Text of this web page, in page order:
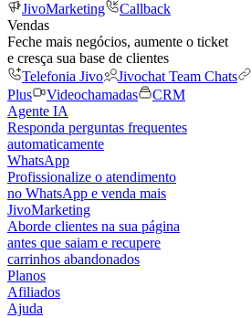
JivoMarketing
Callback
Vendas
Feche mais negócios, aumente o ticket
e cresça sua base de clientes
Telefonia Jivo
Jivochat Team Chats
Plus
Videochamadas
CRM
Agente IA
Responda perguntas frequentes
automaticamente
WhatsApp
Profissionalize o atendimento
no WhatsApp e venda mais
JivoMarketing
Aborde clientes na sua página
antes que saiam e recupere
carrinhos abandonados
Planos
Afiliados
Ajuda